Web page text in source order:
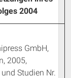
2004
GmbH,
2005,
Studien Nr.